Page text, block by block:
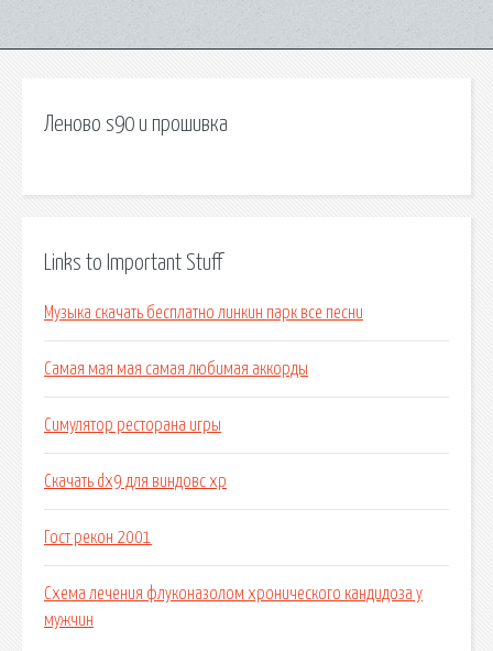
Леново s90 u прошивка
Links to Important Stuff
Музыка скачать бесплатно линкин парк все песни
Самая мая мая самая любимая аккорды
Симулятор ресторана игры
Скачать dx9 для виндовс xp
Гост рекон 2001
Схема лечения флуконазолом хронического кандидоза у
мужчин